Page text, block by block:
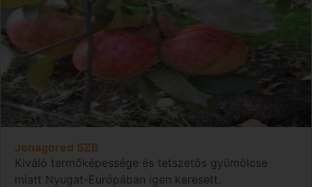
Jonagored SZB
Kiváló termőképessége és tetszetős gyümölcse
miatt Nyugat-Európában igen keresett.